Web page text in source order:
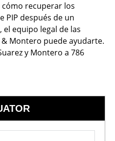
recuperar los
PIP después de un
equipo legal de las
& Montero puede ayudarte.
y Montero a 786